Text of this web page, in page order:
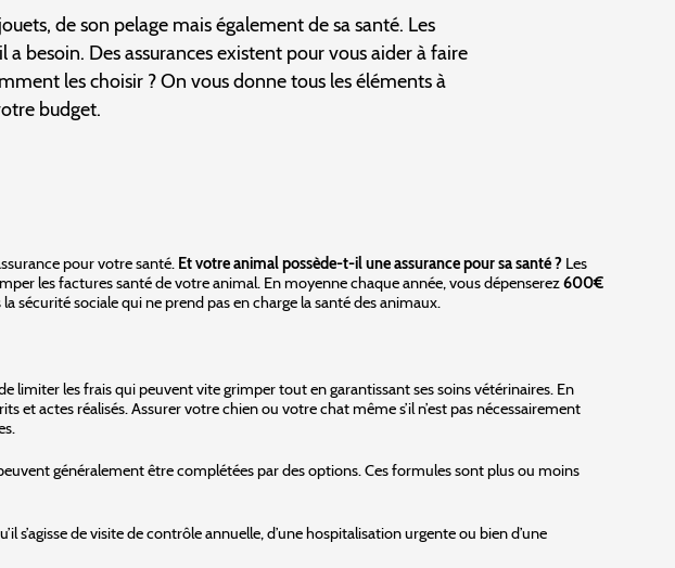
de son pelage mais également de sa santé. Les
besoin. Des assurances existent pour vous aider à faire
les choisir ? On vous donne tous les éléments à
budget.
pour votre santé. Et votre animal possède-t-il une assurance pour sa santé ? Les
les factures santé de votre animal. En moyenne chaque année, vous dépenserez600€
sécurité sociale qui ne prend pas en charge la santé des animaux.
les frais qui peuvent vite grimper tout en garantissant ses soins vétérinaires. En
et actes réalisés. Assurer votre chien ou votre chat même s’il n’est pas nécessairement
généralement être complétées par des options. Ces formules sont plus ou moins
de visite de contrôle annuelle, d’une hospitalisation urgente ou bien d’une